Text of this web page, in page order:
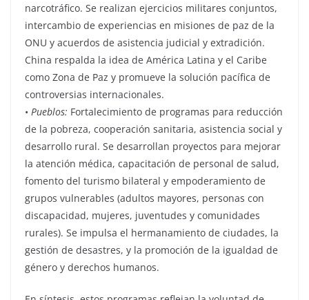
narcotráfico. Se realizan ejercicios militares conjuntos,
intercambio de experiencias en misiones de paz de la
ONU y acuerdos de asistencia judicial y extradición.
China respalda la idea de América Latina y el Caribe
como Zona de Paz y promueve la solución pacífica de
controversias internacionales.
• Pueblos: Fortalecimiento de programas para reducción
de la pobreza, cooperación sanitaria, asistencia social y
desarrollo rural. Se desarrollan proyectos para mejorar
la atención médica, capacitación de personal de salud,
fomento del turismo bilateral y empoderamiento de
grupos vulnerables (adultos mayores, personas con
discapacidad, mujeres, juventudes y comunidades
rurales). Se impulsa el hermanamiento de ciudades, la
gestión de desastres, y la promoción de la igualdad de
género y derechos humanos.